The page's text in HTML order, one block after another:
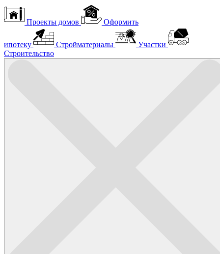
Проекты домов Оформить
ипотеку Стройматериалы
Участки
Строительство